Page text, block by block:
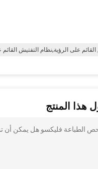
على الرؤية,نظام التفتيش القائم
هذا المنتج
الطباعة فليكسو هل يمكن